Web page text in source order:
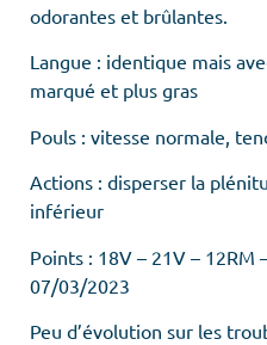
odorantes et brûlantes.
Langue : identique mais
marqué et plus gras
Pouls : vitesse normale,
Actions : disperser la
inférieur
Points : 18V – 21V – 12RM
07/03/2023
Peu d’évolution sur les